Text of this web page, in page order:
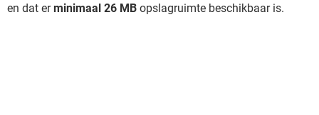
en dat erminimaal 26 MB opslagruimte beschikbaar is.